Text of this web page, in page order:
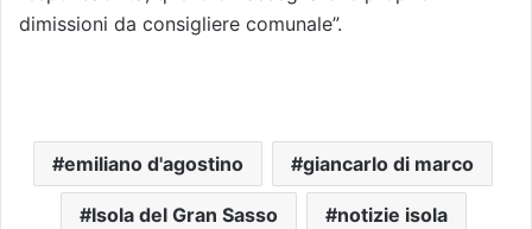
dimissioni da consigliere comunale”.
emiliano d'agostino giancarlo di marco
Isola del Gran Sasso notizie isola